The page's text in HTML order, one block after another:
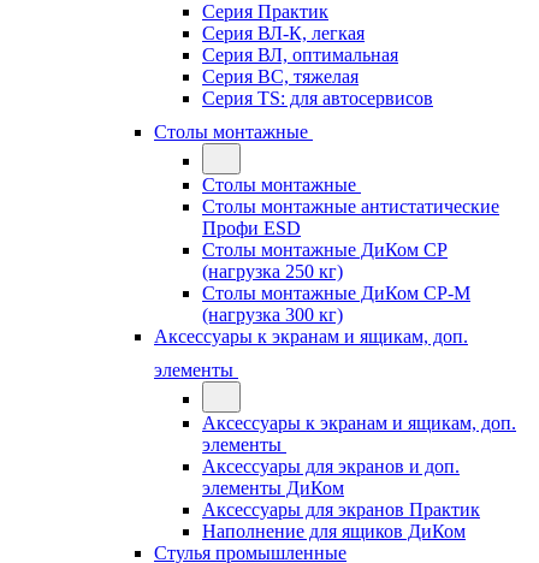
Серия Практик
Серия ВЛ-К, легкая
Серия ВЛ, оптимальная
Серия ВС, тяжелая
Серия TS: для автосервисов
Столы монтажные
Столы монтажные
Столы монтажные антистатические
Профи ESD
Столы монтажные ДиКом СР
(нагрузка 250 кг)
Столы монтажные ДиКом СР-М
(нагрузка 300 кг)
Аксессуары к экранам и ящикам, доп.
элементы
Аксессуары к экранам и ящикам, доп.
элементы
Аксессуары для экранов и доп.
элементы ДиКом
Аксессуары для экранов Практик
Наполнение для ящиков ДиКом
Стулья промышленные